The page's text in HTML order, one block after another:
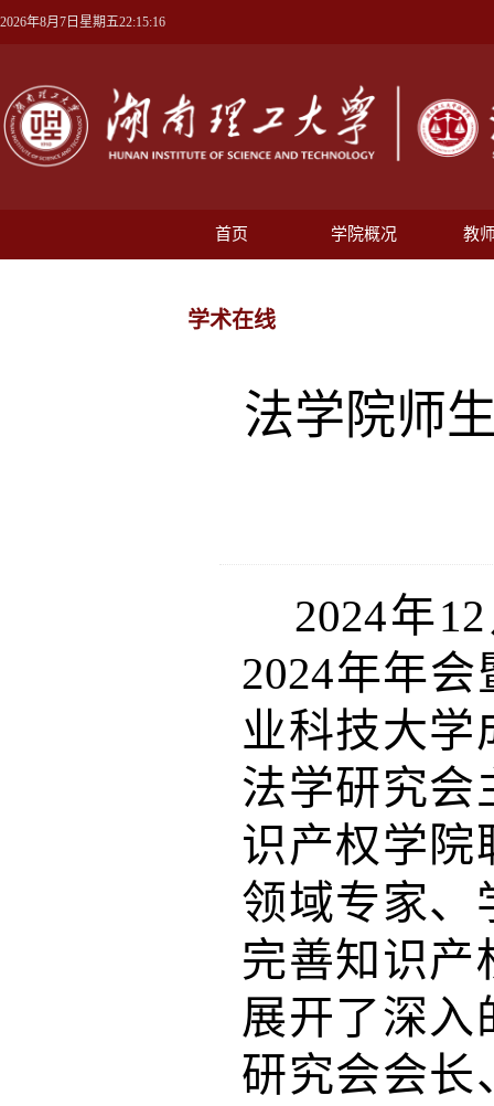
2026年8月7日星期五22:15:17
首页 学院概况 教
学术在线
法学院师
2024年12
2024年年会
业科技大学
法学研究会
识产权学院
领域专家、
完善知识产
展开了深入
研究会会长